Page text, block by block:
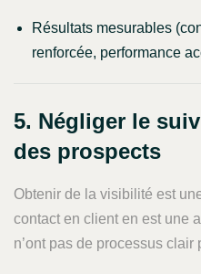
Résultats mesurables
renforcée, performance
5. Négliger le
des prospects
Obtenir de la visibilité est
contact en client en est une
n’ont pas de processus clair